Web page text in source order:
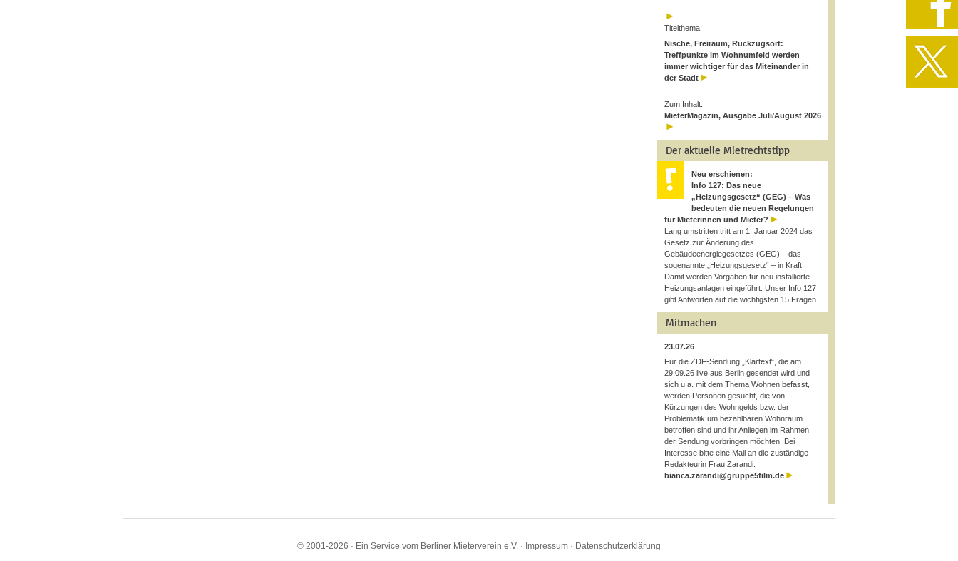
Titelthema:
Nische, Freiraum, Rückzugsort:
Treffpunkte im Wohnumfeld werden
immer wichtiger für das Miteinander in
der Stadt
Zum Inhalt:
MieterMagazin, Ausgabe Juli/August 2026
Der aktuelle Mietrechtstipp
Neu erschienen:
Info 127: Das neue
„Heizungsgesetz“ (GEG) – Was
bedeuten die neuen Regelungen
für Mieterinnen und Mieter?
Lang umstritten tritt am 1. Januar 2024 das
Gesetz zur Änderung des
Gebäudeenergiegesetzes (GEG) – das
sogenannte „Heizungsgesetz“ – in Kraft.
Damit werden Vorgaben für neu installierte
Heizungsanlagen eingeführt. Unser Info 127
gibt Antworten auf die wichtigsten 15 Fragen.
Mitmachen
23.07.26
Für die ZDF-Sendung „Klartext“, die am
29.09.26 live aus Berlin gesendet wird und
sich u.a. mit dem Thema Wohnen befasst,
werden Personen gesucht, die von
Kürzungen des Wohngelds bzw. der
Problematik um bezahlbaren Wohnraum
betroffen sind und ihr Anliegen im Rahmen
der Sendung vorbringen möchten. Bei
Interesse bitte eine Mail an die zuständige
Redakteurin Frau Zarandi:
bianca.zarandi@gruppe5film.de
© 2001-2026 · Ein Service vom Berliner Mieterverein e.V. · Impressum · Datenschutzerklärung